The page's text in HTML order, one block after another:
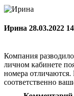
Ирина 28.03.2022
Компания
личном кабинете
номера
соответственно